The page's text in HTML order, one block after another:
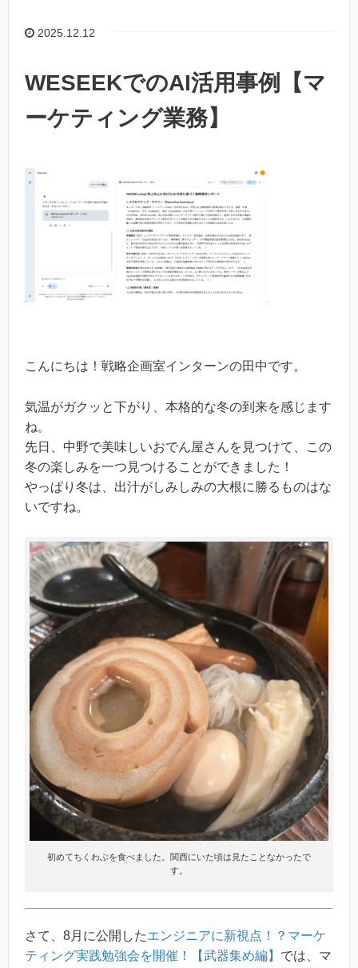
2025.12.12
WESEEKでのAI活用事例【マ
ーケティング業務】
こんにちは！戦略企画室インターンの田中です。
気温がガクッと下がり、本格的な冬の到来を感じます
ね。
先日、中野で美味しいおでん屋さんを見つけて、この
冬の楽しみを一つ見つけることができました！
やっぱり冬は、出汁がしみしみの大根に勝るものはな
いですね。
初めてちくわぶを食べました。関西にいた頃は見たことなかったで
す。
さて、8月に公開したエンジニアに新視点！？マーケ
ティング実践勉強会を開催！【武器集め編】 では、マ